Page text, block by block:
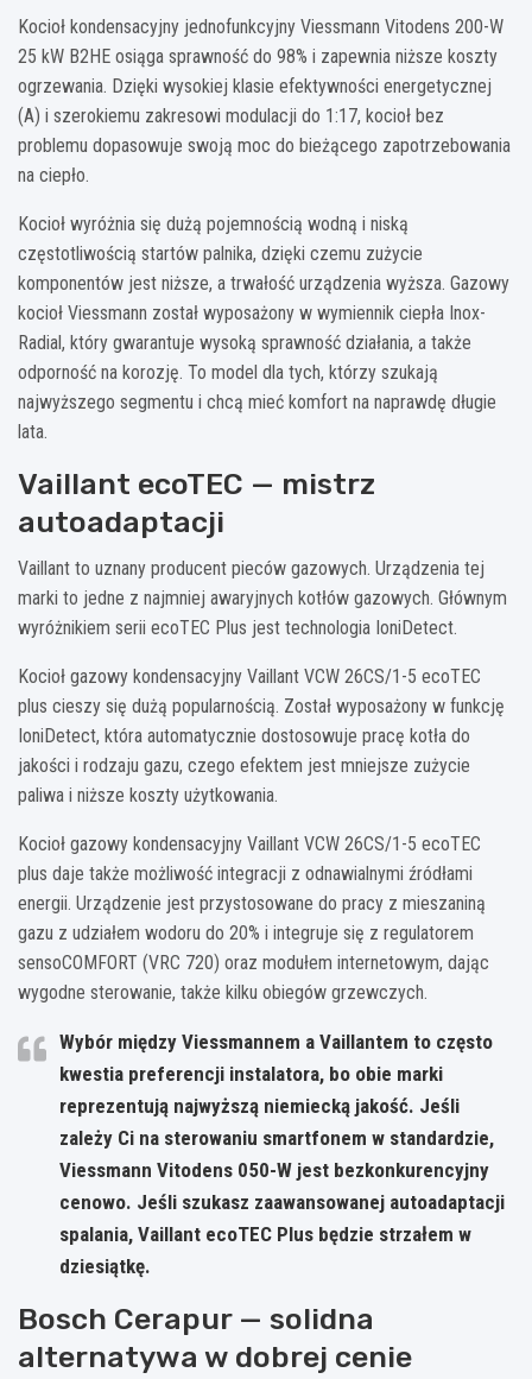
Kocioł kondensacyjny jednofunkcyjny Viessmann Vitodens 200-W
25 kW B2HE osiąga sprawność do 98% i zapewnia niższe koszty
ogrzewania. Dzięki wysokiej klasie efektywności energetycznej
(A) i szerokiemu zakresowi modulacji do 1:17, kocioł bez
problemu dopasowuje swoją moc do bieżącego zapotrzebowania
na ciepło.
Kocioł wyróżnia się dużą pojemnością wodną i niską
częstotliwością startów palnika, dzięki czemu zużycie
komponentów jest niższe, a trwałość urządzenia wyższa. Gazowy
kocioł Viessmann został wyposażony w wymiennik ciepła Inox-
Radial, który gwarantuje wysoką sprawność działania, a także
odporność na korozję. To model dla tych, którzy szukają
najwyższego segmentu i chcą mieć komfort na naprawdę długie
lata.
Vaillant ecoTEC — mistrz
autoadaptacji
Vaillant to uznany producent pieców gazowych. Urządzenia tej
marki to jedne z najmniej awaryjnych kotłów gazowych. Głównym
wyróżnikiem serii ecoTEC Plus jest technologia IoniDetect.
Kocioł gazowy kondensacyjny Vaillant VCW 26CS/1-5 ecoTEC
plus cieszy się dużą popularnością. Został wyposażony w funkcję
IoniDetect, która automatycznie dostosowuje pracę kotła do
jakości i rodzaju gazu, czego efektem jest mniejsze zużycie
paliwa i niższe koszty użytkowania.
Kocioł gazowy kondensacyjny Vaillant VCW 26CS/1-5 ecoTEC
plus daje także możliwość integracji z odnawialnymi źródłami
energii. Urządzenie jest przystosowane do pracy z mieszaniną
gazu z udziałem wodoru do 20% i integruje się z regulatorem
sensoCOMFORT (VRC 720) oraz modułem internetowym, dając
wygodne sterowanie, także kilku obiegów grzewczych.
Wybór między Viessmannem a Vaillantem to często
kwestia preferencji instalatora, bo obie marki
reprezentują najwyższą niemiecką jakość. Jeśli
zależy Ci na sterowaniu smartfonem w standardzie,
Viessmann Vitodens 050-W jest bezkonkurencyjny
cenowo. Jeśli szukasz zaawansowanej autoadaptacji
spalania, Vaillant ecoTEC Plus będzie strzałem w
dziesiątkę.
Bosch Cerapur — solidna
alternatywa w dobrej cenie